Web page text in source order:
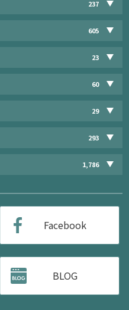
237
605
23
60
29
293
1,786
Facebook
BLOG